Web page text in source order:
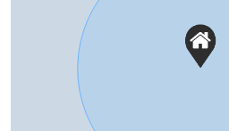
Aanvaarding:
In overleg, per direct mogelijk